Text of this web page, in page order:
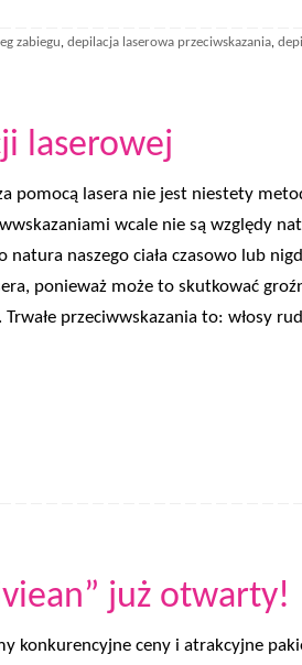
zabiegu,depilacja laserowa przeciwskazania,
laserowej
pomocą lasera nie jest niestety
wcale nie są względy
natura naszego ciała czasowo lub
ponieważ może to skutkować
przeciwwskazania to: włosy
już otwarty!
konkurencyjne ceny i atrakcyjne